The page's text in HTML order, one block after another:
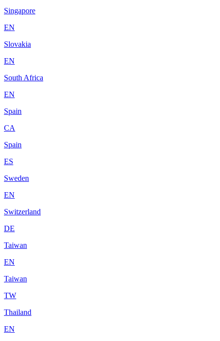
Singapore
EN
Slovakia
EN
South Africa
EN
Spain
CA
Spain
ES
Sweden
EN
Switzerland
DE
Taiwan
EN
Taiwan
TW
Thailand
EN